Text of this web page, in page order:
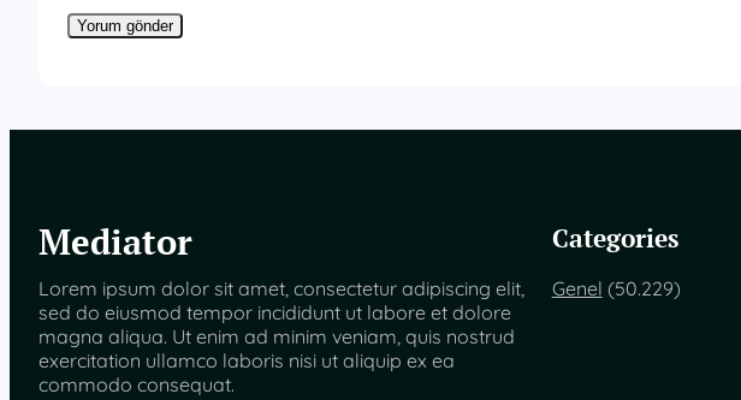
Mediator
Lorem ipsum dolor sit amet, consectetur adipiscing elit,
sed do eiusmod tempor incididunt ut labore et dolore
magna aliqua. Ut enim ad minim veniam, quis nostrud
exercitation ullamco laboris nisi ut aliquip ex ea
commodo consequat.
Categories
Genel (50.229)